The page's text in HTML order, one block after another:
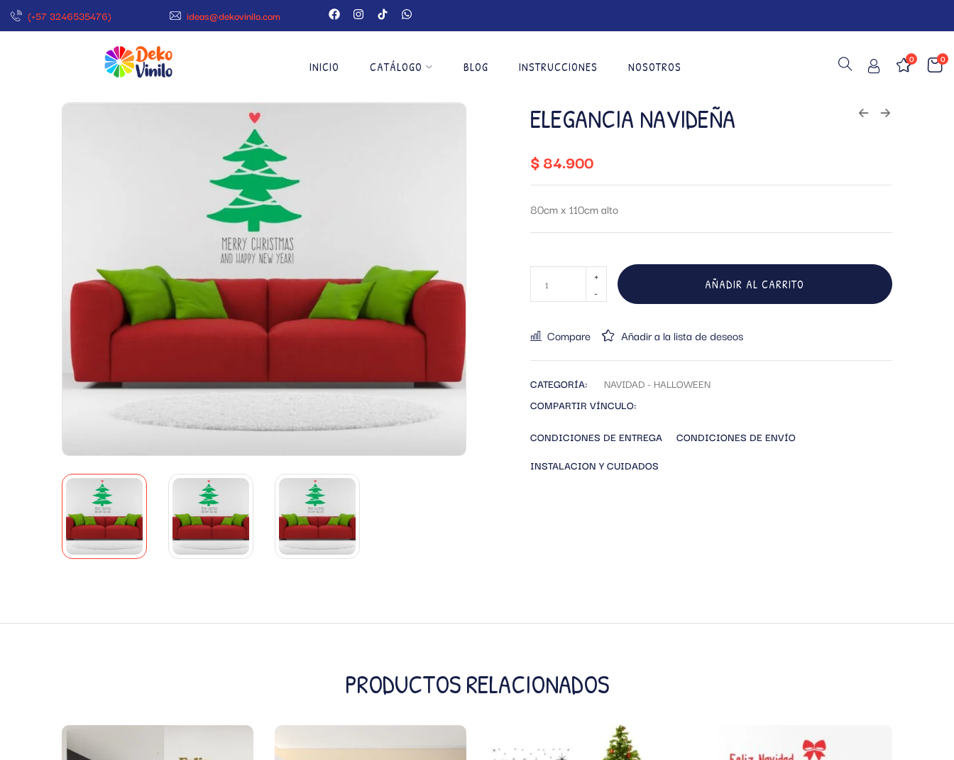
(+57 3246535476) ideas@dekovinilo.com
INICIO CATÁLOGO BLOG INSTRUCCIONES NOSOTROS
0
0
ELEGANCIA NAVIDEÑA
$84.900
80cm x 110cm alto
AÑADIR AL CARRITO
Compare Añadir a la lista de deseos
CATEGORÍA:
NAVIDAD - HALLOWEEN
COMPARTIR VÍNCULO:
CONDICIONES DE ENTREGA
CONDICIONES DE ENVÍO
INSTALACION Y CUIDADOS
PRODUCTOS RELACIONADOS